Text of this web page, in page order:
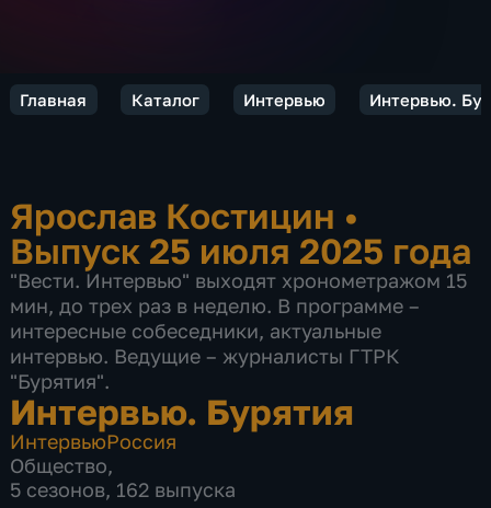
Главная Каталог Интервью Интервью.
Ярослав Костицин •
Выпуск 25 июля 2025 года
"Вести. Интервью" выходят хронометражом 15
мин, до трех раз в неделю. В программе –
интересные собеседники, актуальные
интервью. Ведущие – журналисты ГТРК
"Бурятия".
Интервью. Бурятия
ИнтервьюРоссия
Общество,
5 сезонов, 162 выпуска